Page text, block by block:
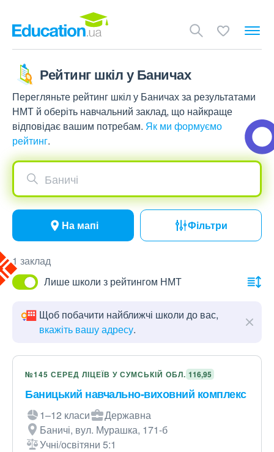
Рейтинг шкіл у Баничах
Перегляньте рейтинг шкіл у Баничах за результатами
НМТ й оберіть навчальний заклад, що найкраще
відповідає вашим потребам. Як ми формуємо
рейтинг.
Баничі
На мапі Фільтри
1 заклад
Лише школи з рейтингом НМТ
Щоб побачити найближчі школи до вас,
вкажіть вашу адресу.
№145 СЕРЕД ЛІЦЕЇВ У СУМСЬКІЙ ОБЛ. 116,95
Баницький навчально-виховний комплекс
1–12 класи
Державна
Баничі, вул. Мурашка, 171-б
Учні/освітяни 5:1